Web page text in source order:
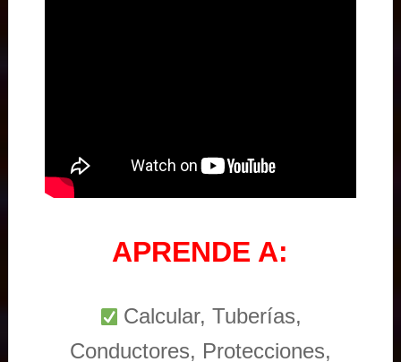
APRENDE A:
Calcular, Tuberías,
Conductores, Protecciones,